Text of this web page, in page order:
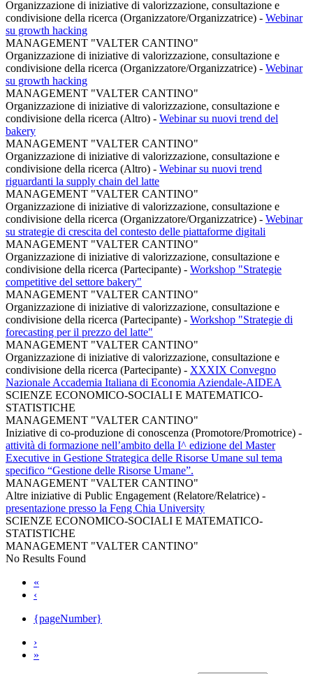
Organizzazione di iniziative di valorizzazione, consultazione e
condivisione della ricerca (Organizzatore/Organizzatrice) - Webinar
su growth hacking
MANAGEMENT "VALTER CANTINO"
Organizzazione di iniziative di valorizzazione, consultazione e
condivisione della ricerca (Organizzatore/Organizzatrice) - Webinar
su growth hacking
MANAGEMENT "VALTER CANTINO"
Organizzazione di iniziative di valorizzazione, consultazione e
condivisione della ricerca (Altro) - Webinar su nuovi trend del
bakery
MANAGEMENT "VALTER CANTINO"
Organizzazione di iniziative di valorizzazione, consultazione e
condivisione della ricerca (Altro) - Webinar su nuovi trend
riguardanti la supply chain del latte
MANAGEMENT "VALTER CANTINO"
Organizzazione di iniziative di valorizzazione, consultazione e
condivisione della ricerca (Organizzatore/Organizzatrice) - Webinar
su strategie di crescita del contesto delle piattaforme digitali
MANAGEMENT "VALTER CANTINO"
Organizzazione di iniziative di valorizzazione, consultazione e
condivisione della ricerca (Partecipante) - Workshop "Strategie
competitive del settore bakery"
MANAGEMENT "VALTER CANTINO"
Organizzazione di iniziative di valorizzazione, consultazione e
condivisione della ricerca (Partecipante) - Workshop "Strategie di
forecasting per il prezzo del latte"
MANAGEMENT "VALTER CANTINO"
Organizzazione di iniziative di valorizzazione, consultazione e
condivisione della ricerca (Partecipante) - XXXIX Convegno
Nazionale Accademia Italiana di Economia Aziendale-AIDEA
SCIENZE ECONOMICO-SOCIALI E MATEMATICO-
STATISTICHE
MANAGEMENT "VALTER CANTINO"
Iniziative di co-produzione di conoscenza (Promotore/Promotrice) -
attività di formazione nell’ambito della I^ edizione del Master
Executive in Gestione Strategica delle Risorse Umane sul tema
specifico “Gestione delle Risorse Umane”.
MANAGEMENT "VALTER CANTINO"
Altre iniziative di Public Engagement (Relatore/Relatrice) -
presentazione presso la Feng Chia University
SCIENZE ECONOMICO-SOCIALI E MATEMATICO-
STATISTICHE
MANAGEMENT "VALTER CANTINO"
No Results Found
«
‹
{pageNumber}
›
»